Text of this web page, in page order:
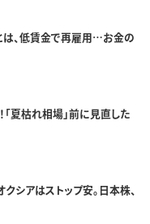
、低賃金で再雇用…お金の
夏枯れ相場」前に見直した
シアはストップ安。日本株、